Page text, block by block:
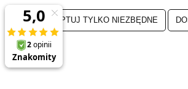
ZAAKCEPTUJ TYLKO NIEZBĘDNE